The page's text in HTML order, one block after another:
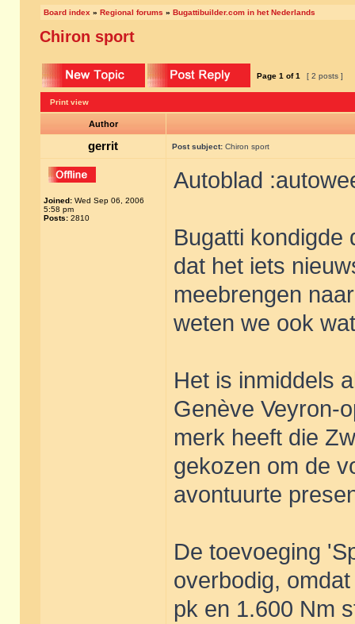
Board index » Regional forums » Bugattibuilder.com in het Nederlands
Chiron sport
Page 1 of1 [ 2 posts ]
Print view
Author
gerrit Post subject: Chiron sport
Joined: Wed Sep 06, 2006
5:58 pm
Posts: 2810
Autoblad
Bugatti kondigde
dat het iets
meebrengen
weten we ook
Het is inmiddels
Genève Veyron-
merk heeft die
gekozen om de
avontuurte
De toevoeging
overbodig,
pk en 1.600 Nm